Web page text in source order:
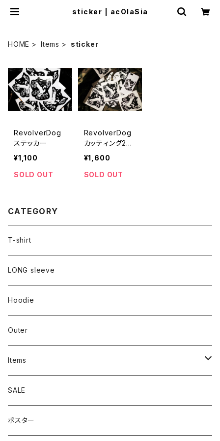
sticker | acOlaSia
HOME Items sticker
RevolverDog
ステッカー
¥1,100
SOLD OUT
RevolverDog
カッティング2枚
セット
¥1,600
SOLD OUT
CATEGORY
T-shirt
LONG sleeve
Hoodie
Outer
Items
Phone Case
cap
SALE
ポスター